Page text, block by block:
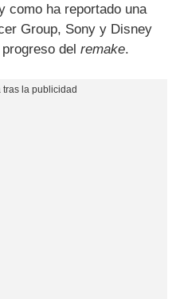
como ha reportado una
Group, Sony y Disney
progreso delremake.